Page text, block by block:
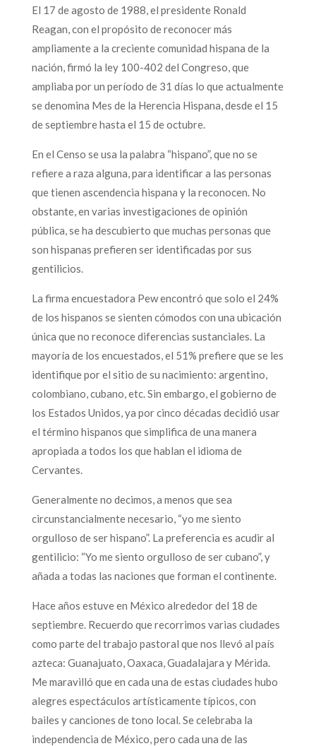
El 17 de agosto de 1988, el presidente Ronald
Reagan, con el propósito de reconocer más
ampliamente a la creciente comunidad hispana de la
nación, firmó la ley 100-402 del Congreso, que
ampliaba por un período de 31 días lo que actualmente
se denomina Mes de la Herencia Hispana, desde el 15
de septiembre hasta el 15 de octubre.
En el Censo se usa la palabra “hispano”, que no se
refiere a raza alguna, para identificar a las personas
que tienen ascendencia hispana y la reconocen. No
obstante, en varias investigaciones de opinión
pública, se ha descubierto que muchas personas que
son hispanas prefieren ser identificadas por sus
gentilicios.
La firma encuestadora Pew encontró que solo el 24%
de los hispanos se sienten cómodos con una ubicación
única que no reconoce diferencias sustanciales. La
mayoría de los encuestados, el 51% prefiere que se les
identifique por el sitio de su nacimiento: argentino,
colombiano, cubano, etc. Sin embargo, el gobierno de
los Estados Unidos, ya por cinco décadas decidió usar
el término hispanos que simplifica de una manera
apropiada a todos los que hablan el idioma de
Cervantes.
Generalmente no decimos, a menos que sea
circunstancialmente necesario, “yo me siento
orgulloso de ser hispano”. La preferencia es acudir al
gentilicio: “Yo me siento orgulloso de ser cubano”, y
añada a todas las naciones que forman el continente.
Hace años estuve en México alrededor del 18 de
septiembre. Recuerdo que recorrimos varias ciudades
como parte del trabajo pastoral que nos llevó al país
azteca: Guanajuato, Oaxaca, Guadalajara y Mérida.
Me maravilló que en cada una de estas ciudades hubo
alegres espectáculos artísticamente típicos, con
bailes y canciones de tono local. Se celebraba la
independencia de México, pero cada una de las